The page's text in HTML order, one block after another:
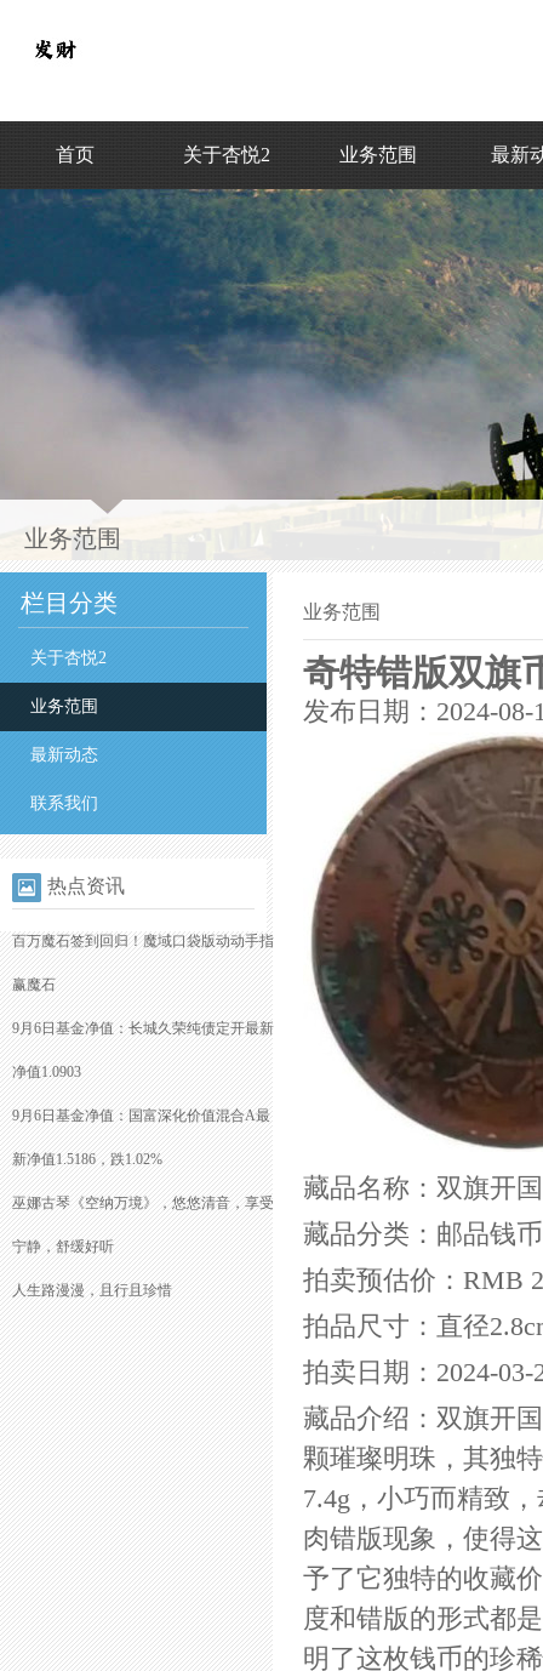
首页 关于杏悦2 业务范围 最新
业务范围
栏目分类
关于杏悦2
业务范围
最新动态
联系我们
热点资讯
百万魔石签到回归！魔域口袋版动动手指
赢魔石
9月6日基金净值：长城久荣纯债定开最新
净值1.0903
9月6日基金净值：国富深化价值混合A最
新净值1.5186，跌1.02%
巫娜古琴《空纳万境》，悠悠清音，享受
宁静，舒缓好听
人生路漫漫，且行且珍惜
业务范围
奇特错版双旗
发布日期：2024-
藏品名称：双旗开
藏品分类：邮品钱
拍卖预估价：RMB
拍品尺寸：直径
拍卖日期：2024-03-
藏品介绍：双旗开
颗璀璨明珠，其独
7.4g，小巧而精致
肉错版现象，使得
予了它独特的收藏
度和错版的形式都
明了这枚钱币的珍